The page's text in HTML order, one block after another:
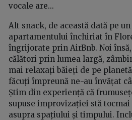
vocale are...
Alt snack, de această dată pe
apartamentului închiriat în
îngrijorate prin AirBnb. Noi
călători prin lumea largă,
mai relaxați băieți de pe
făcuți împreună ne-au învățat
Știm din experiență că
supuse improvizației stă
asupra spațiului și timpului.